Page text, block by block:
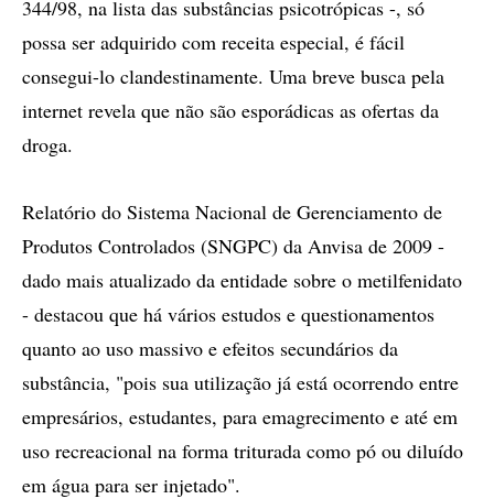
344/98, na lista das substâncias psicotrópicas -, só
possa ser adquirido com receita especial, é fácil
consegui-lo clandestinamente. Uma breve busca pela
internet revela que não são esporádicas as ofertas da
droga.
Relatório do Sistema Nacional de Gerenciamento de
Produtos Controlados (SNGPC) da Anvisa de 2009 -
dado mais atualizado da entidade sobre o metilfenidato
- destacou que há vários estudos e questionamentos
quanto ao uso massivo e efeitos secundários da
substância, "pois sua utilização já está ocorrendo entre
empresários, estudantes, para emagrecimento e até em
uso recreacional na forma triturada como pó ou diluído
em água para ser injetado".